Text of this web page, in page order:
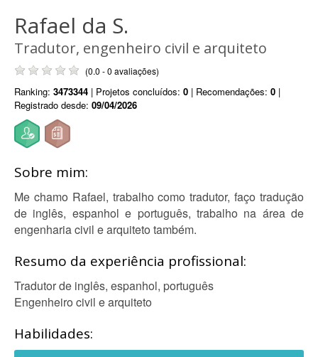
Rafael da S.
Tradutor, engenheiro civil e arquiteto
(0.0 - 0 avaliações)
Ranking: 3473344 | Projetos concluídos: 0 | Recomendações: 0 |
Registrado desde: 09/04/2026
Sobre mim:
Me chamo Rafael, trabalho como tradutor, faço tradução
de inglês, espanhol e português, trabalho na área de
engenharia civil e arquiteto também.
Resumo da experiência profissional:
Tradutor de inglês, espanhol, português
Engenheiro civil e arquiteto
Habilidades: